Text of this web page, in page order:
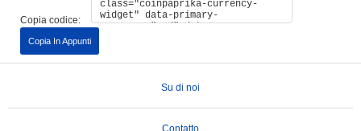
Copia codice:
Copia In Appunti
Su di noi
Contatto